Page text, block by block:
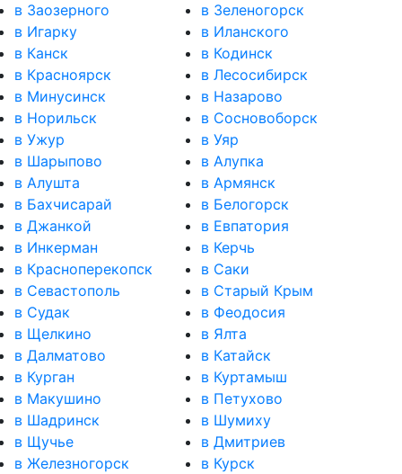
в Заозерного
в Зеленогорск
в Игарку
в Иланского
в Канск
в Кодинск
в Красноярск
в Лесосибирск
в Минусинск
в Назарово
в Норильск
в Сосновоборск
в Ужур
в Уяр
в Шарыпово
в Алупка
в Алушта
в Армянск
в Бахчисарай
в Белогорск
в Джанкой
в Евпатория
в Инкерман
в Керчь
в Красноперекопск
в Саки
в Севастополь
в Старый Крым
в Судак
в Феодосия
в Щелкино
в Ялта
в Далматово
в Катайск
в Курган
в Куртамыш
в Макушино
в Петухово
в Шадринск
в Шумиху
в Щучье
в Дмитриев
в Железногорск
в Курск